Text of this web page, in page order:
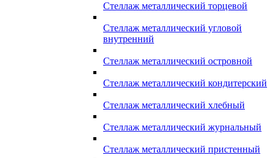
Стеллаж металлический торцевой
Стеллаж металлический угловой
внутренний
Стеллаж металлический островной
Стеллаж металлический кондитерский
Стеллаж металлический хлебный
Стеллаж металлический журнальный
Стеллаж металлический пристенный